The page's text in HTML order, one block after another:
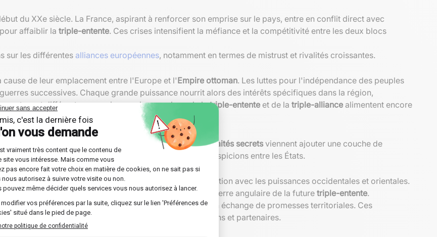
du XXe siècle. La France, aspirant à renforcer son emprise sur le pays, entre en conflit direct avec
affaiblir la triple-entente. Ces crises intensifient la méfiance et la compétitivité entre les deux blocs
sur les différentes alliances européennes, notamment en termes de mistrust et rivalités croissantes.
de leur emplacement entre l'Europe et l'Empire ottoman. Les luttes pour l'indépendance des peuples
successives. Chaque grande puissance nourrit alors des intérêts spécifiques dans la région,
différents camps locaux, les membres de latriple-entente et de la triple-alliance alimentent encore
guerre
pas uniquement aux alliances publiques. De nombreuxtraités secrets viennent ajouter une couche de
engendrent des malentendus et exacerbent les suspicions entre les États.
et la Russie est signé pour éviter une double confrontation avec les puissances occidentales et orientales.
l'établissement de la double-entente franco-russe, pierre angulaire de la future triple-entente.
qui assure le ralliement de l'Italie à latriple-entente en échange de promesses territoriales. Ces
des chefs d'État sur les intentions réelles de leurs voisins et partenaires.